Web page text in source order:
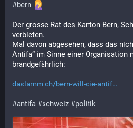
#bern
Der grosse Rat des Kanton Bern,
verbieten.
Mal davon abgesehen, dass das
Antifa“ im Sinne einer Organisation
brandgefährlich:
daslamm.ch/bern-will-die-antif
#antifa #schweiz #politik